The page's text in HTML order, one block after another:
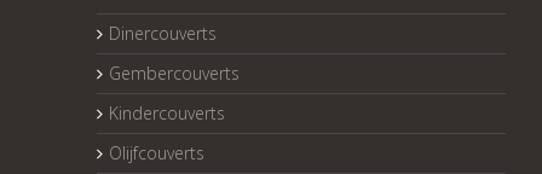
Dinercouverts
Gembercouverts
Kindercouverts
Olijfcouverts